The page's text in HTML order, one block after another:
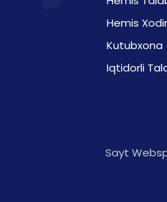
Hemis
Kutubxona
Iqtidorli
Sayt